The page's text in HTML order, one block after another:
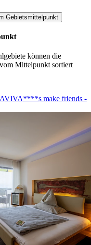
Gebietsmittelpunkt
können die
Mittelpunkt sortiert